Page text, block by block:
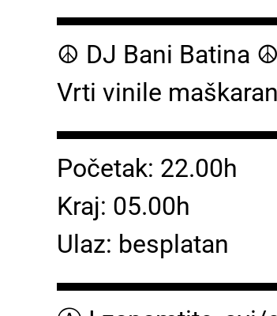
☮ DJ Bani Batina ☮
Vrti vinile
Početak: 22.00h
Kraj: 05.00h
Ulaz: besplatan